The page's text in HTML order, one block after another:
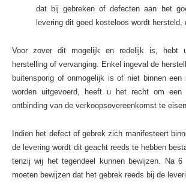
dat bij gebreken of defecten aan het
levering dit goed kosteloos wordt hersteld,
Voor zover dit mogelijk en redelijk is, hebt
herstelling of vervanging. Enkel ingeval de
buitensporig of onmogelijk is of niet binnen een
worden uitgevoerd, heeft u het recht om een
ontbinding van de verkoopsovereenkomst te
Indien het defect of gebrek zich manifesteert
de levering wordt dit geacht reeds te hebben
tenzij wij het tegendeel kunnen bewijzen. Na 6
moeten bewijzen dat het gebrek reeds bij de